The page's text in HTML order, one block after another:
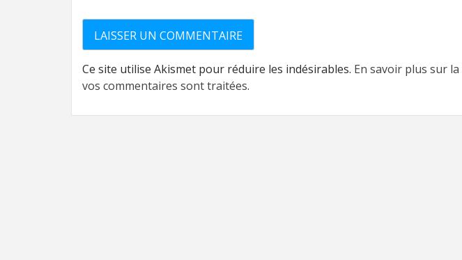
Ce site utilise Akismet pour réduire les indésirables. En savoir plus sur
vos commentaires sont traitées.